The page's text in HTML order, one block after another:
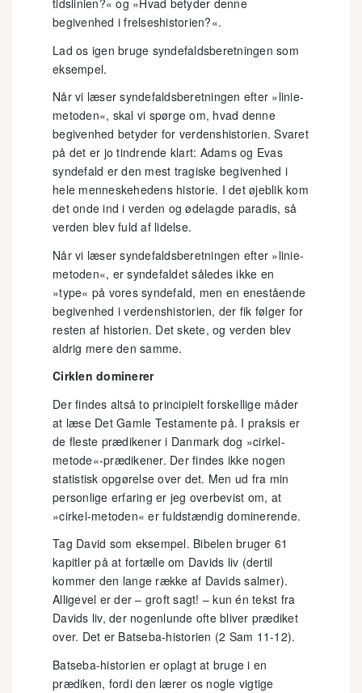
tidslinien?« og »Hvad betyder denne
begivenhed i frelseshistorien?«.
Lad os igen bruge syndefaldsberetningen som
eksempel.
Når vi læser syndefaldsberetningen efter »linie-
metoden«, skal vi spørge om, hvad denne
begivenhed betyder for verdenshistorien. Svaret
på det er jo tindrende klart: Adams og Evas
syndefald er den mest tragiske begivenhed i
hele menneskehedens historie. I det øjeblik kom
det onde ind i verden og ødelagde paradis, så
verden blev fuld af lidelse.
Når vi læser syndefaldsberetningen efter »linie-
metoden«, er syndefaldet således ikke en
»type« på vores syndefald, men en enestående
begivenhed i verdenshistorien, der fik følger for
resten af historien. Det skete, og verden blev
aldrig mere den samme.
Cirklen dominerer
Der findes altså to principielt forskellige måder
at læse Det Gamle Testamente på. I praksis er
de fleste prædikener i Danmark dog »cirkel-
metode«-prædikener. Der findes ikke nogen
statistisk opgørelse over det. Men ud fra min
personlige erfaring er jeg overbevist om, at
»cirkel-metoden« er fuldstændig dominerende.
Tag David som eksempel. Bibelen bruger 61
kapitler på at fortælle om Davids liv (dertil
kommer den lange række af Davids salmer).
Alligevel er der – groft sagt! – kun én tekst fra
Davids liv, der nogenlunde ofte bliver prædiket
over. Det er Batseba-historien (2 Sam 11-12).
Batseba-historien er oplagt at bruge i en
prædiken, fordi den lærer os nogle vigtige